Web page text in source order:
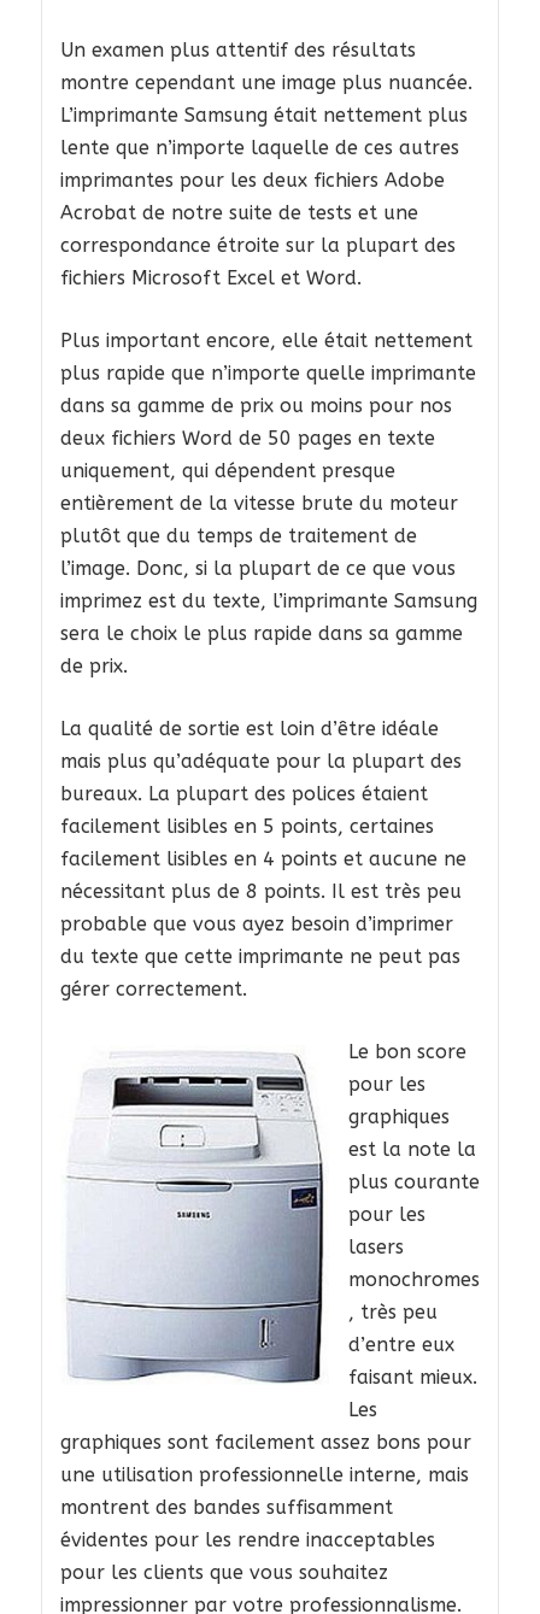
Un examen plus attentif des résultats
montre cependant une image plus nuancée.
L’imprimante Samsung était nettement plus
lente que n’importe laquelle de ces autres
imprimantes pour les deux fichiers Adobe
Acrobat de notre suite de tests et une
correspondance étroite sur la plupart des
fichiers Microsoft Excel et Word.
Plus important encore, elle était nettement
plus rapide que n’importe quelle imprimante
dans sa gamme de prix ou moins pour nos
deux fichiers Word de 50 pages en texte
uniquement, qui dépendent presque
entièrement de la vitesse brute du moteur
plutôt que du temps de traitement de
l’image. Donc, si la plupart de ce que vous
imprimez est du texte, l’imprimante Samsung
sera le choix le plus rapide dans sa gamme
de prix.
La qualité de sortie est loin d’être idéale
mais plus qu’adéquate pour la plupart des
bureaux. La plupart des polices étaient
facilement lisibles en 5 points, certaines
facilement lisibles en 4 points et aucune ne
nécessitant plus de 8 points. Il est très peu
probable que vous ayez besoin d’imprimer
du texte que cette imprimante ne peut pas
gérer correctement.
Le bon score
pour les
graphiques
est la note la
plus courante
pour les
lasers
monochromes
, très peu
d’entre eux
faisant mieux.
Les
graphiques sont facilement assez bons pour
une utilisation professionnelle interne, mais
montrent des bandes suffisamment
évidentes pour les rendre inacceptables
pour les clients que vous souhaitez
impressionner par votre professionnalisme.